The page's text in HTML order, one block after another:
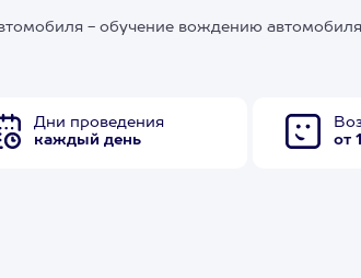
- обучение вождению
Дни проведения
каждый день
от